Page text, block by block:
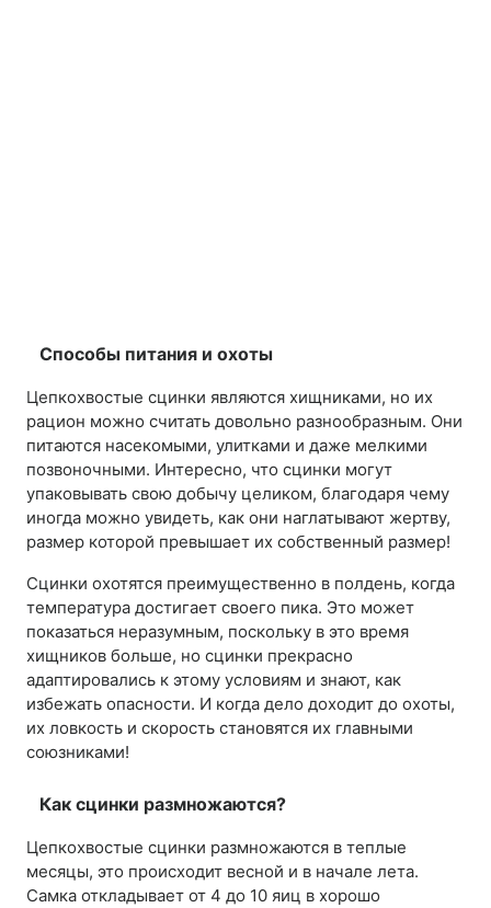
Способы питания и охоты
Цепкохвостые сцинки являются хищниками, но их
рацион можно считать довольно разнообразным. Они
питаются насекомыми, улитками и даже мелкими
позвоночными. Интересно, что сцинки могут
упаковывать свою добычу целиком, благодаря чему
иногда можно увидеть, как они наглатывают жертву,
размер которой превышает их собственный размер!
Сцинки охотятся преимущественно в полдень, когда
температура достигает своего пика. Это может
показаться неразумным, поскольку в это время
хищников больше, но сцинки прекрасно
адаптировались к этому условиям и знают, как
избежать опасности. И когда дело доходит до охоты,
их ловкость и скорость становятся их главными
союзниками!
Как сцинки размножаются?
Цепкохвостые сцинки размножаются в теплые
месяцы, это происходит весной и в начале лета.
Самка откладывает от 4 до 10 яиц в хорошо